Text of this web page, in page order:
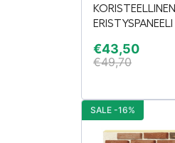
KORISTEELLINEN
ERISTYSPANEELI
€43,50
€49,70
SALE -16%